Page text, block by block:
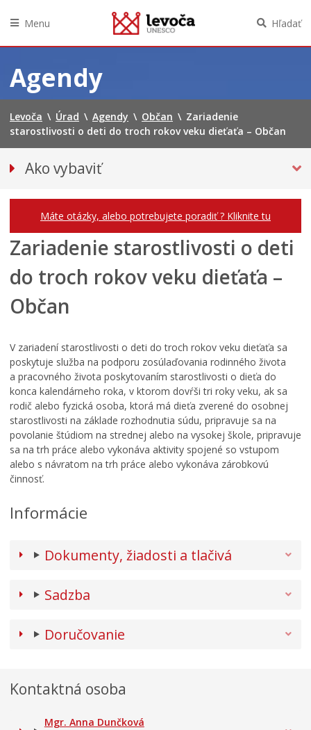
obsah
Menu Hľadať
Agendy
Levoča \ Úrad \ Agendy \ Občan \ Zariadenie
starostlivosti o deti do troch rokov veku dieťaťa – Občan
Ako vybaviť
Máte otázky, alebo potrebujete poradiť ? Kliknite tu
Zariadenie starostlivosti o deti
do troch rokov veku dieťaťa –
Občan
V zariadení starostlivosti o deti do troch rokov veku dieťaťa sa
poskytuje služba na podporu zosúlaďovania rodinného života
a pracovného života poskytovaním starostlivosti o dieťa do
konca kalendárneho roka, v ktorom dovŕši tri roky veku, ak sa
rodič alebo fyzická osoba, ktorá má dieťa zverené do osobnej
starostlivosti na základe rozhodnutia súdu, pripravuje sa na
povolanie štúdiom na strednej alebo na vysokej škole, pripravuje
sa na trh práce alebo vykonáva aktivity spojené so vstupom
alebo s návratom na trh práce alebo vykonáva zárobkovú
činnosť.
Informácie
Dokumenty, žiadosti a tlačivá
Sadzba
Doručovanie
Kontaktná osoba
Mgr. Anna Dunčková